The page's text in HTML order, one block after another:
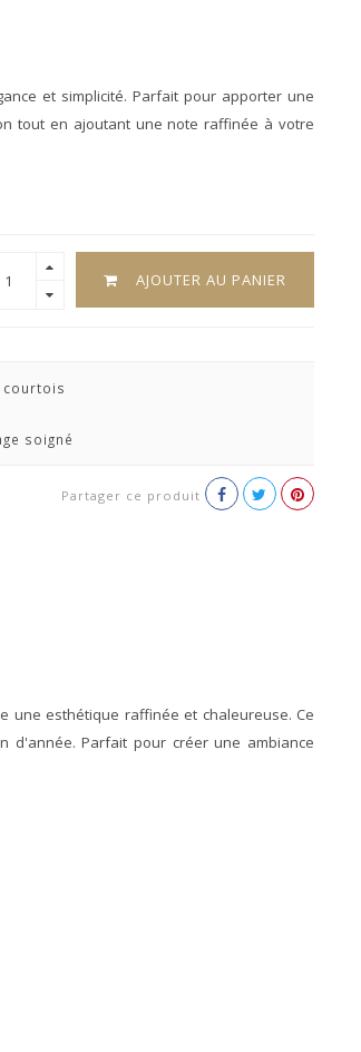
et simplicité. Parfait pour apporter une
tout en ajoutant une note raffinée à votre
AJOUTER AU PANIER
courtois
soigné
Partager ce produit
une esthétique raffinée et chaleureuse. Ce
d'année. Parfait pour créer une ambiance